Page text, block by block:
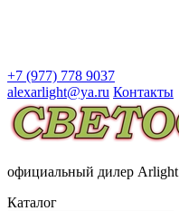
+7 (977) 778 9037
alexarlight@ya.ru Контакты
официальный дилер Arlight
Каталог